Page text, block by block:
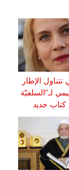
الإطار
لـ”السلفيّة
كتاب جديد